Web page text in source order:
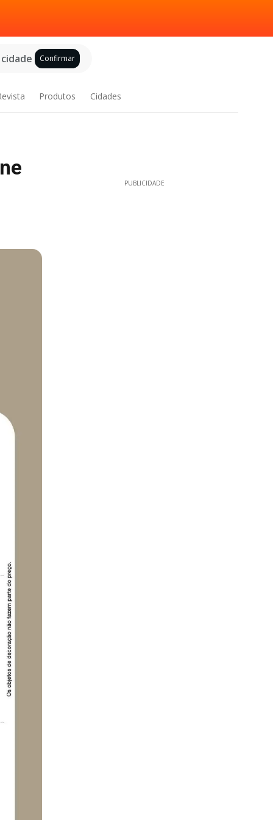
Confirmar
Produtos Cidades
PUBLICIDADE